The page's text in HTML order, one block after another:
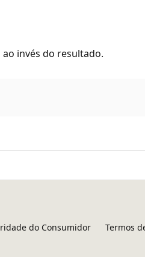
invés do resultado.
do Consumidor
Termos